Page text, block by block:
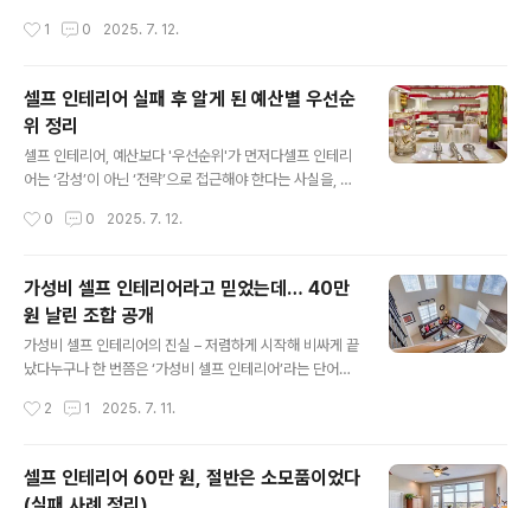
흔적과 다시 정리해야 할 숙제뿐이었다.실제로 30만 원 이
간이다. 전체 리모델링을 하기엔 부족하고, 부분 수리에만
부터 손봐야 할지 고민한다. 조명을 바꿀까? 도배를 새로
할까? 아니면 수납을 정리해서 공간을 넓혀볼까?나 역시
그런 고민을 하다가 막연하게 예산을 나눠 썼고, 그 결과는
만족도 반감과 추가 비용이라는 ‘이중고’로 이어졌다.셀프
인테리어의 핵심은 예산이 아니라 ‘우선순위’다.80만 원이
은 따로 있다.그리고 그 우선순위는 누구나 동일하지 않다.
1 0 2025. 7. 12.
셀프 인테리어 실패 후 알게 된 예산별 우선순
위 정리
셀프 인테리어, 예산보다 '우선순위'가 먼저다셀프 인테리
어는 ‘감성’이 아닌 ‘전략’으로 접근해야 한다는 사실을, 나
“예산만 잘 짜면 뭐든 다 가능하지 않을까?” 60만 원이든,
괜찮은 결과가 나올 거라 믿었다. 그래서 벽지, 가구, 조명,
러그, 소품까지 하나하나 직접 고르고 구매했다. 그러나 그
렇게 완성한 공간은 기능적으로 엉망이었고, 분위기 또한
내가 원하던 그 모습이 아니었다.예산 자체가 부족했던 것
이 아니다. 예산 안에서 ‘무엇을 먼저 바꿔야 하는지’, '어디
한 것이다. 즉, 셀프 인테리어에서 진짜 중요한 건 예산의
0 0 2025. 7. 12.
가성비 셀프 인테리어라고 믿었는데… 40만
원 날린 조합 공개
가성비 셀프 인테리어의 진실 – 저렴하게 시작해 비싸게 끝
났다누구나 한 번쯤은 ‘가성비 셀프 인테리어’라는 단어에
아래에서 커피 한 잔을 마시는 사진들. 유튜브에서는 ‘30
하나였다. 저렴한 비용으로 감각적인 공간을 만들 수 있다
2 1 2025. 7. 11.
셀프 인테리어 60만 원, 절반은 소모품이었다